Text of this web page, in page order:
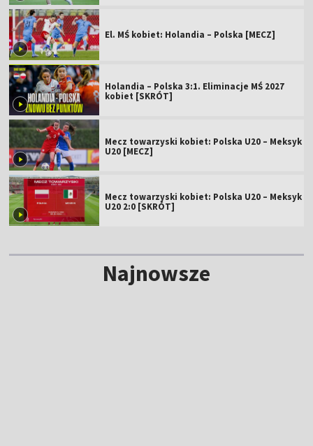
El. MŚ kobiet: Holandia – Polska [MECZ]
Holandia – Polska 3:1. Eliminacje MŚ 2027
kobiet [SKRÓT]
Mecz towarzyski kobiet: Polska U20 – Meksyk
U20 [MECZ]
Mecz towarzyski kobiet: Polska U20 – Meksyk
U20 2:0 [SKRÓT]
Najnowsze